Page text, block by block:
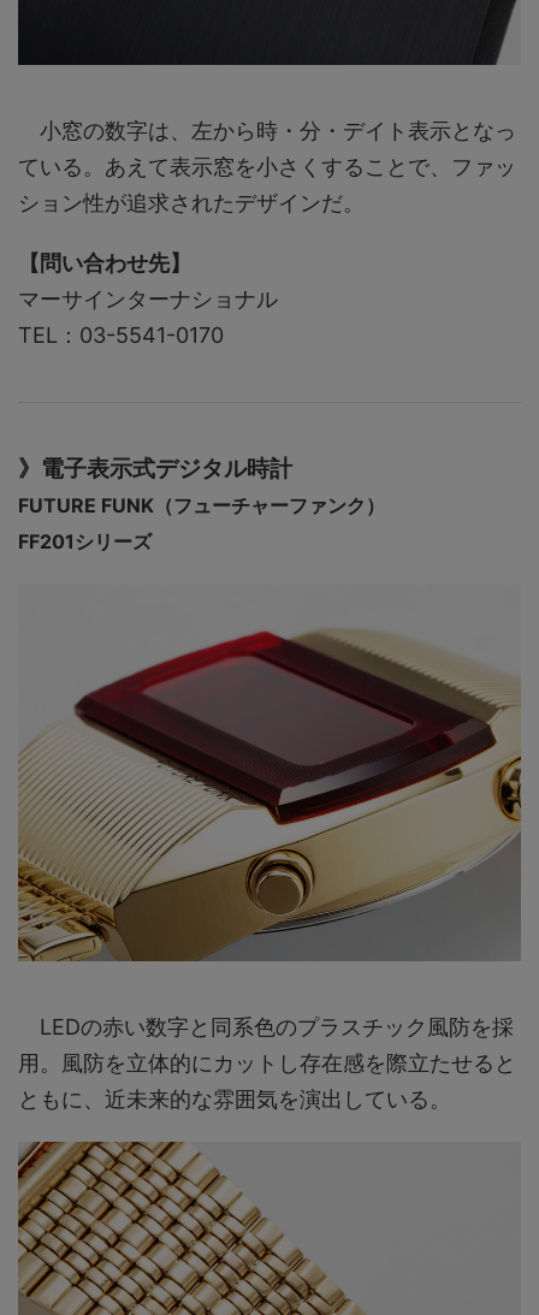
小窓の数字は、左から時・分・デイト表示となっ
ている。あえて表示窓を小さくすることで、ファッ
ション性が追求されたデザインだ。
【問い合わせ先】
マーサインターナショナル
TEL：03-5541-0170
》電子表示式デジタル時計
FUTURE FUNK（フューチャーファンク）
FF201シリーズ
LEDの赤い数字と同系色のプラスチック風防を採
用。風防を立体的にカットし存在感を際立たせると
ともに、近未来的な雰囲気を演出している。